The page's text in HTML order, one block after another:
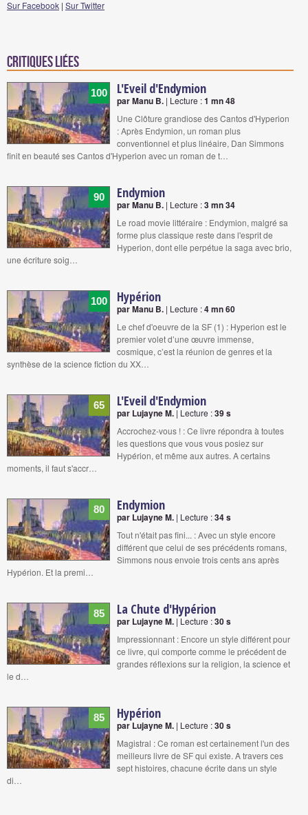
Sur Facebook | Sur Twitter
Critiques liées
100 L'Eveil d'Endymion
par Manu B. | Lecture :1 mn 48
Une Clôture grandiose des Cantos d'Hyperion
: Après Endymion, un roman plus
conventionnel et plus linéaire, Dan Simmons
finit en beauté ses Cantos d'Hyperion avec un roman de t…
90 Endymion
par Manu B. | Lecture :3 mn 34
Le road movie littéraire : Endymion, malgré sa
forme plus classique reste dans l'esprit de
Hyperion, dont elle perpétue la saga avec brio,
une écriture soig…
100 Hypérion
par Manu B. | Lecture :4 mn 60
Le chef d'oeuvre de la SF (1) : Hyperion est le
premier volet d’une œuvre immense,
cosmique, c’est la réunion de genres et la
synthèse de la science fiction du XX…
65 L'Eveil d'Endymion
par Lujayne M. | Lecture :39 s
Accrochez-vous ! : Ce livre répondra à toutes
les questions que vous vous posiez sur
Hypérion, et même aux autres. A certains
moments, il faut s'accr…
80 Endymion
par Lujayne M. | Lecture :34 s
Tout n'était pas fini... : Avec un style encore
différent que celui de ses précédents romans,
Simmons nous envoie trois cents ans après
Hypérion. Et la premi…
85 La Chute d'Hypérion
par Lujayne M. | Lecture :30 s
Impressionnant : Encore un style différent pour
ce livre, qui comporte comme le précédent de
grandes réflexions sur la religion, la science et
le d…
85 Hypérion
par Lujayne M. | Lecture :30 s
Magistral : Ce roman est certainement l'un des
meilleurs livre de SF qui existe. A travers ces
sept histoires, chacune écrite dans un style
di…